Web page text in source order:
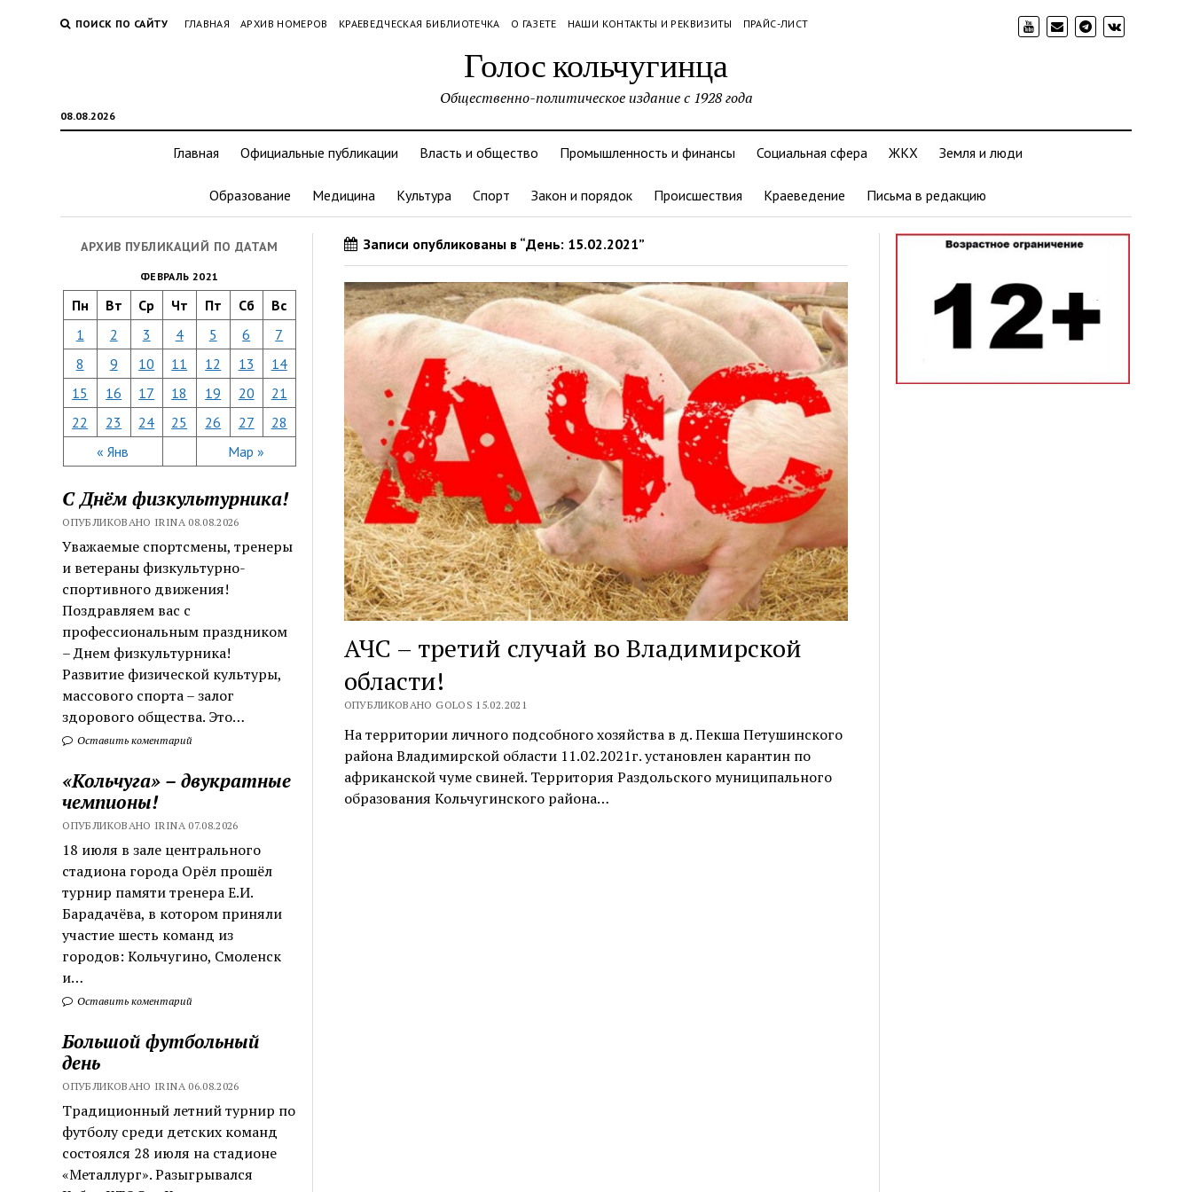
ПОИСК ПО САЙТУ ГЛАВНАЯ АРХИВ НОМЕРОВ КРАЕВЕДЧЕСКАЯ БИБЛИОТЕЧКА О ГАЗЕТЕ НАШИ КОНТАКТЫ И РЕКВИЗИТЫ ПРАЙС-ЛИСТ
Голос кольчугинца
08.08.2026
Общественно-политическое издание с 1928 года
Главная Официальные публикации Власть и общество Промышленность и финансы Социальная сфера ЖКХ Земля и люди
Образование Медицина Культура Спорт Закон и порядок Происшествия Краеведение Письма в редакцию
АРХИВ ПУБЛИКАЦИЙ ПО ДАТАМ
ФЕВРАЛЬ 2021
Пн Вт Ср Чт Пт Сб Вс
« Янв Мар »
1 2 3 4 5 6
7
8
9 10 11 12 13
14
15
16 17 18 19 20
21
22
23 24 25 26 27 28
С Днём физкультурника!
ОПУБЛИКОВАНО IRINA 08.08.2026
Уважаемые спортсмены, тренеры
и ветераны физкультурно-
спортивного движения!
Поздравляем вас с
профессиональным праздником
– Днем физкультурника!
Развитие физической культуры,
массового спорта – залог
здорового общества. Это…
Оставить коментарий
«Кольчуга» – двукратные
чемпионы!
ОПУБЛИКОВАНО IRINA 07.08.2026
18 июля в зале центрального
стадиона города Орёл прошёл
турнир памяти тренера Е.И.
Барадачёва, в котором приняли
участие шесть команд из
городов: Кольчугино, Смоленск
и…
Оставить коментарий
Большой футбольный
день
ОПУБЛИКОВАНО IRINA 06.08.2026
Традиционный летний турнир по
футболу среди детских команд
состоялся 28 июля на стадионе
«Металлург». Разыгрывался
Записи опубликованы в “День: 15.02.2021”
АЧС – третий случай во Владимирской
области!
ОПУБЛИКОВАНО GOLOS 15.02.2021
На территории личного подсобного хозяйства в д. Пекша Петушинского
района Владимирской области 11.02.2021г. установлен карантин по
африканской чуме свиней. Территория Раздольского муниципального
образования Кольчугинского района…